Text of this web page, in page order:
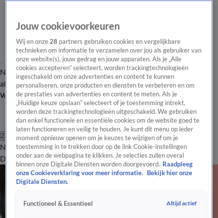
Nieuws van de DagOpinie van de Dag Onze categorieën Laatste
afleveringVideo's Nieuws van de Dag Podcast
Volg Nieuws van de Dag
Zoeken
Nieuws van de DagOpinie van de
Dag
Video'sUitzendingen PodcastPanelContact
Maatschappij
Maatschappelijk nieuws besproken in Nieuws van de Dag.
Nederland is nog lang niet klaar voor de verplichte hybride warmtepomp
Jouw cookievoorkeuren
Wij en onze28 partners gebruiken cookies en vergelijkbare
technieken om informatie te verzamelen over jou als gebruiker van
onze website(s), jouw gedrag en jouw apparaten. Als je „Alle
cookies accepteren” selecteert, worden trackingtechnologieën
ingeschakeld om onze advertenties en content te kunnen
personaliseren, onze producten en diensten te verbeteren en om
de prestaties van advertenties en content te meten. Als je
„Huidige keuze opslaan” selecteert of je toestemming intrekt,
worden deze trackingtechnologieën uitgeschakeld. We gebruiken
dan enkel functionele en essentiële cookies om de website goed te
laten functioneren en veilig te houden. Je kunt dit menu op ieder
moment opnieuw openen om je keuzes te wijzigen of om je
toestemming in te trekken door op de link Cookie-instellingen
onder aan de webpagina te klikken. Je selecties zullen overal
binnen onze Digitale Diensten worden doorgevoerd. Raadpleeg
onze Cookieverklaring voor meer informatie.
Bekijk hier onze
Digitale Diensten.
Functioneel & Essentieel Altijd actief